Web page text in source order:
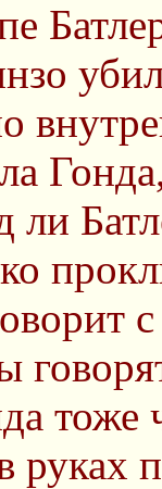
ли
тоже
руках